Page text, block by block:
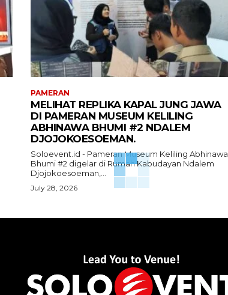
PAMERAN
MELIHAT REPLIKA KAPAL JUNG JAWA
DI PAMERAN MUSEUM KELILING
ABHINAWA BHUMI #2 NDALEM
DJOJOKOESOEMAN.
Soloevent.id - Pameran Museum Keliling Abhinawa
Bhumi #2 digelar di Rumah Kabudayan Ndalem
Djojokoesoeman,...
July 28, 2026